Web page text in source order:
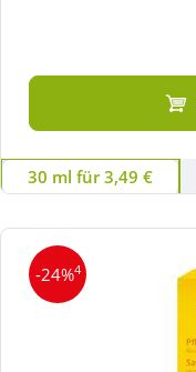
30 ml für 3,49 €
-24%4